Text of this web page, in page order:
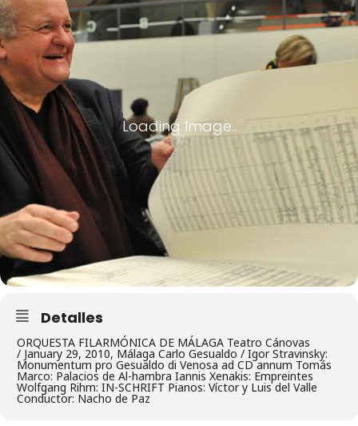
Detalles
ORQUESTA FILARMÓNICA DE MÁLAGA Teatro Cánovas
/ January 29, 2010, Málaga Carlo Gesualdo / Igor Stravinsky:
Monumentum pro Gesualdo di Venosa ad CD annum Tomás
Marco: Palacios de Al-hambra Iannis Xenakis: Empreintes
Wolfgang Rihm: IN-SCHRIFT Pianos: Víctor y Luis del Valle
Conductor: Nacho de Paz